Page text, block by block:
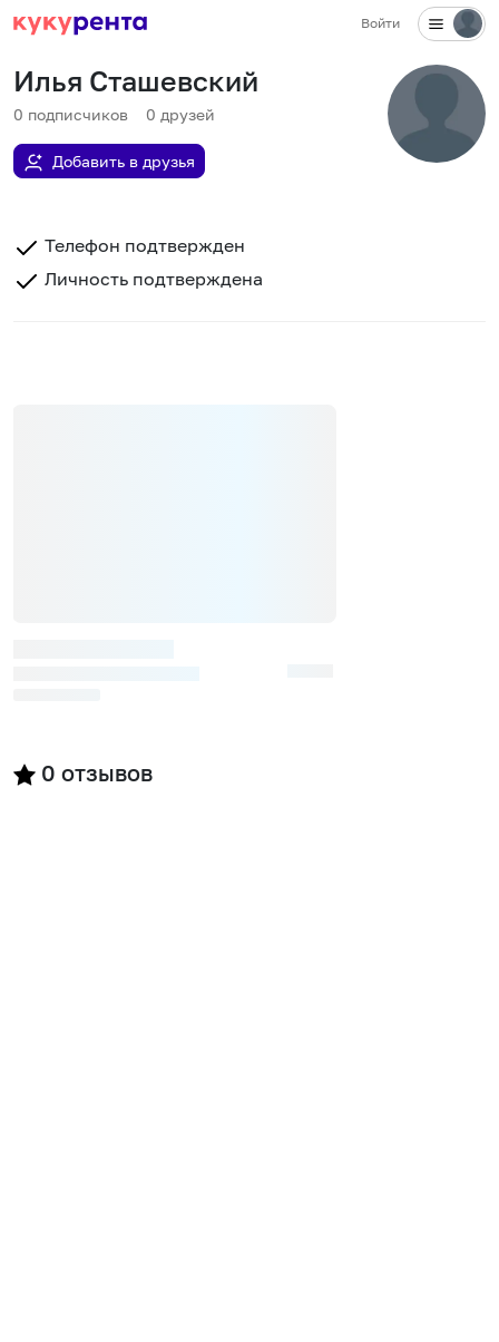
Войти
Илья Сташевский
0 подписчиков 0 друзей
Добавить в друзья
Телефон подтвержден
Личность подтверждена
0 отзывов